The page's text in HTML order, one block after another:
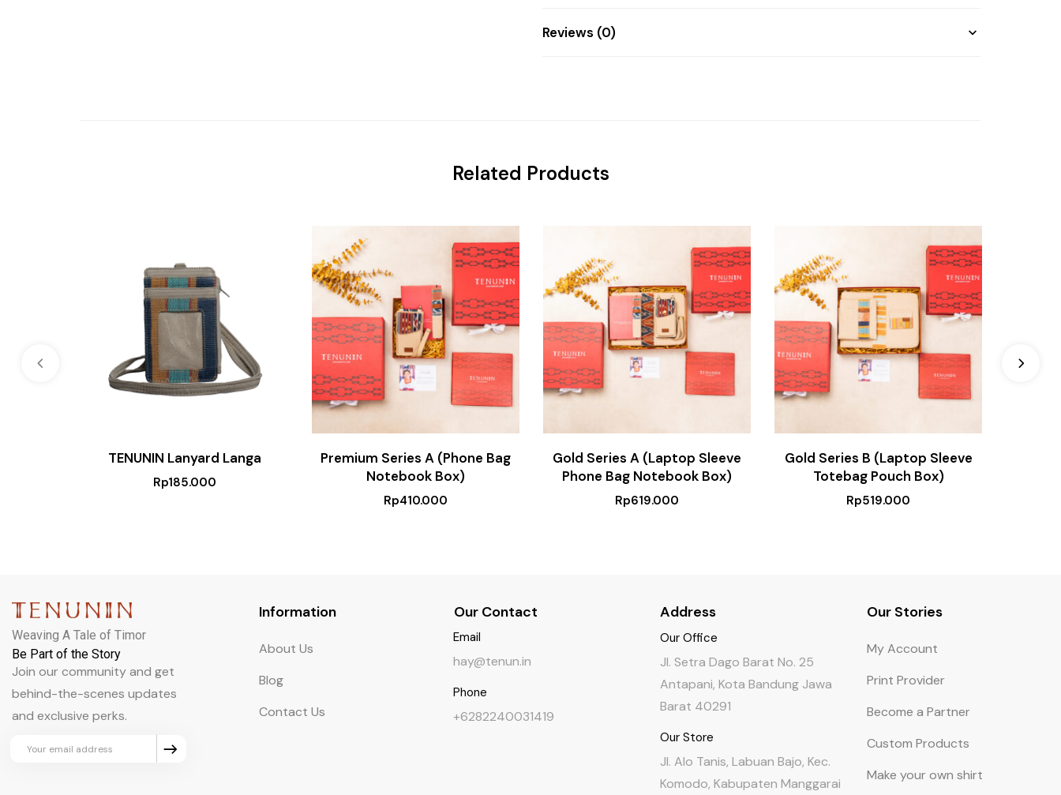
Reviews (0)
Related Products
TENUNIN Lanyard Langa
Rp185.000
Premium Series A (Phone Bag
Notebook Box)
Rp410.000
Gold Series A (Laptop Sleeve
Phone Bag Notebook Box)
Rp619.000
Gold Series B (Laptop Sleeve
Totebag Pouch Box)
Rp519.000
Weaving A Tale of Timor
Be Part of the Story
Join our community and get
behind-the-scenes updates
and exclusive perks.
Information
About Us
Blog
Contact Us
Our Contact
Email
hay@tenun.in
Phone
+6282240031419
Address
Our Office
Jl. Setra Dago Barat No. 25
Antapani, Kota Bandung Jawa
Barat 40291
Our Store
Jl. Alo Tanis, Labuan Bajo, Kec.
Komodo, Kabupaten Manggarai
Our Stories
My Account
Print Provider
Become a Partner
Custom Products
Make your own shirt